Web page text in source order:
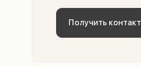
Получить контакт